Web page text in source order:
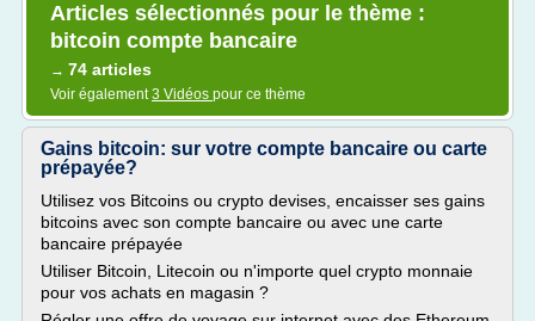
Articles sélectionnés pour le thème :
bitcoin compte bancaire
→ 74 articles
Voir également3 Vidéos pour ce thème
Gains bitcoin: sur votre compte bancaire ou carte
prépayée?
Utilisez vos Bitcoins ou crypto devises, encaisser ses gains
bitcoins avec son compte bancaire ou avec une carte
bancaire prépayée
Utiliser Bitcoin, Litecoin ou n'importe quel crypto monnaie
pour vos achats en magasin ?